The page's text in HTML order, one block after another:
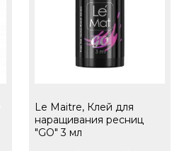
Le Maitre, Клей для
наращивания ресниц
"GO" 3 мл